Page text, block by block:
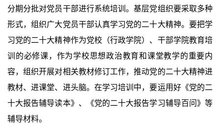
分期分批对党员干部进行系统培训。基层党组织要采取多种
形式，组织广大党员干部认真学习党的二十大精神。要把学
习党的二十大精神作为党校（行政学院）、干部学院教育培
训的必修课，作为学校思想政治教育和课堂教学的重要内
容，组织开展对相关教材修订工作，推动党的二十大精神进
教材、进课堂、进头脑。在学习培训中，要运用好《党的二
十大报告辅导读本》、《党的二十大报告学习辅导百问》等
辅导材料。